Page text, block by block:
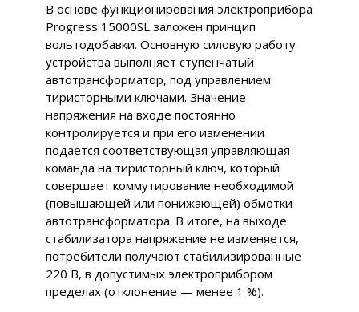
В основе функционирования электроприбора
Progress 15000SL заложен принцип
вольтодобавки. Основную силовую работу
устройства выполняет ступенчатый
автотрансформатор, под управлением
тиристорными ключами. Значение
напряжения на входе постоянно
контролируется и при его изменении
подается соответствующая управляющая
команда на тиристорный ключ, который
совершает коммутирование необходимой
(повышающей или понижающей) обмотки
автотрансформатора. В итоге, на выходе
стабилизатора напряжение не изменяется,
потребители получают стабилизированные
220 В, в допустимых электроприбором
пределах (отклонение — менее 1 %).